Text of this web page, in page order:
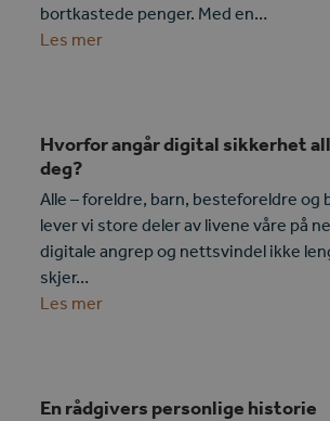
bortkastede penger. Med en…
Les mer
Hvorfor angår digital sikkerhet
deg?
Alle – foreldre, barn, besteforeldre og
lever vi store deler av livene våre på
digitale angrep og nettsvindel ikke
skjer…
Les mer
En rådgivers personlige historie